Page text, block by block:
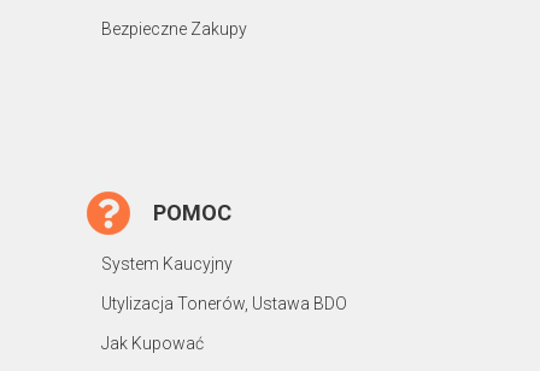
Bezpieczne Zakupy
POMOC
System Kaucyjny
Utylizacja Tonerów, Ustawa BDO
Jak Kupować